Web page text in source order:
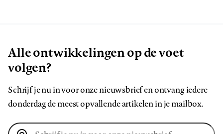
Alle ontwikkelingen op de voet
volgen?
Schrijf je nu in voor onze nieuwsbrief en ontvang iedere
donderdag de meest opvallende artikelen in je mailbox.